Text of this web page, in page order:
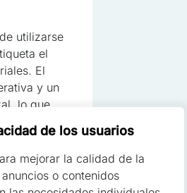
utilizarse
el
El
y un
lo que
de los usuarios
mejorar la calidad de la
o contenidos
del sitio web y el sitio no
la identificación personal
información que cambia la
que se encuentra el usuario